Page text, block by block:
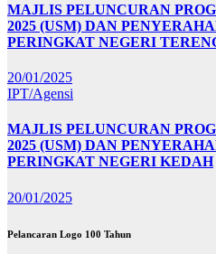
MAJLIS PELUNCURAN
2025 (USM) DAN
PERINGKAT NEGERI
20/01/2025
IPT/Agensi
MAJLIS PELUNCURAN
2025 (USM) DAN
PERINGKAT NEGERI KEDAH
20/01/2025
Pelancaran Logo 100 Tahun